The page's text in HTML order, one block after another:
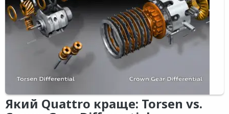
Який Quattro краще: Torsen vs.